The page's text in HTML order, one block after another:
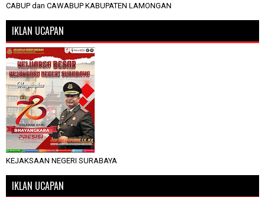
CABUP dan CAWABUP KABUPATEN LAMONGAN
IKLAN UCAPAN
KEJAKSAAN NEGERI SURABAYA
IKLAN UCAPAN